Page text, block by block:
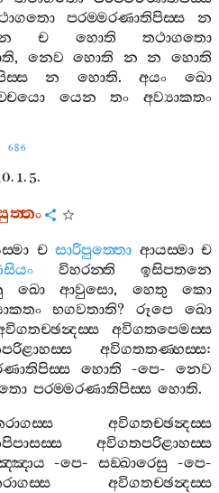
පරම‍්මරණාතිපිස‍්ස
න
ච හොති
තථාගතො
, නෙව හොති න න
හොති
න හොති.අයං
ඛො
යෙන තං
අව්‍යාකතං
686
1. 5.
ච සාරිපුත‍්තො ආයස‍්මා ච
විහරන‍්ති
ඉසිපතනෙ
ඛො ආවුසො, හෙතු
කො
භගවතාති?රූපෙ
ඛො
අවිගතපෙමස‍්ස
අවිගතතණ‍්හස‍්ස:
හොති -පෙ-නෙව
පරම‍්මරණාතිපිස‍්ස හොති.
අවිගතච‍්ඡන්‍දස‍්ස
අවිගතපරිළාහස‍්ස
-පෙ-සඞ‍්ඛාරෙසු -පෙ-
අවිගතච‍්ඡන්‍දස‍්ස